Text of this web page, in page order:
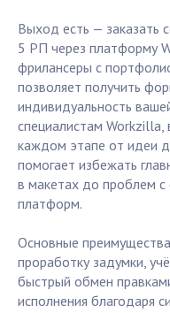
Выход есть — заказать
5 РП через платформу
фрилансеры с
позволяет получить
индивидуальность
специалистам
каждом этапе от идеи
помогает избежать
в макетах до проблем
платформ.
Основные
проработку задумки,
быстрый обмен
исполнения благодаря